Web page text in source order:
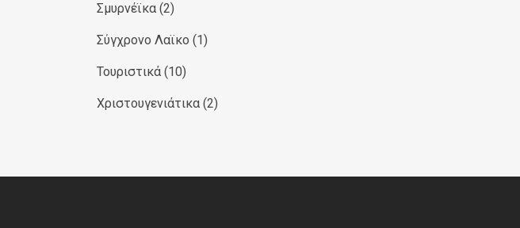
Σμυρνέϊκα (2)
Σύγχρονο Λαϊκο (1)
Τουριστικά (10)
Χριστουγενιάτικα (2)